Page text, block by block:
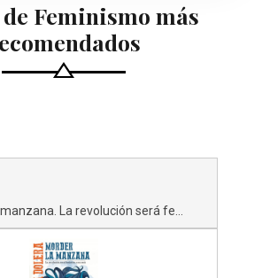
Feminismo más
La revolución será fe...